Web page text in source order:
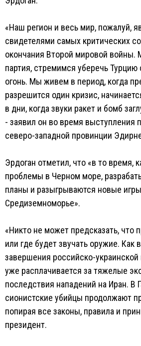
«Наш регион и весь мир, пожалуй,
свидетелями самых критических
окончания Второй мировой войны.
партия, стремимся уберечь Турцию
огонь. Мы живем в период, когда
разрешится один кризис,
в дни, когда звуки ракет и бомб
- заявил он во время выступления
северо-западной провинции
Эрдоган отметил, что «в то время,
проблемы в Черном море,
планы и разыгрываются новые
Средиземноморье».
«Никто не может предсказать, что
или где будет звучать оружие. Как
завершения российско-
уже расплачивается за тяжелые
последствия нападений на Иран. В
сионистские убийцы продолжают
попирая все законы, правила и
президент.